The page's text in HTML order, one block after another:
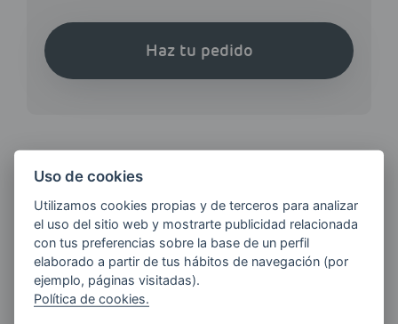
Haz tu pedido
¿QUIERES ESTAR AL DÍA DE
LAS
ÚLTIMAS NOVEDADES?
E-MAIL
Uso de cookies
Utilizamos cookies propias y de terceros para analizar
el uso del sitio web y mostrarte publicidad relacionada
con tus preferencias sobre la base de un perfil
elaborado a partir de tus hábitos de navegación (por
ejemplo, páginas visitadas).
Política de cookies.